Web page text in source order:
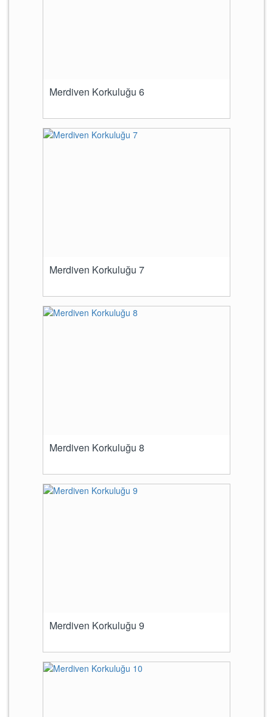
Merdiven Korkuluğu 6
Merdiven Korkuluğu 7
Merdiven Korkuluğu 8
Merdiven Korkuluğu 9